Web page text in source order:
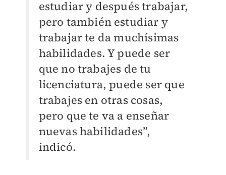
estudiar y después trabajar,
pero también estudiar y
trabajar te da muchísimas
habilidades. Y puede ser
que no trabajes de tu
licenciatura, puede ser que
trabajes en otras cosas,
pero que te va a enseñar
nuevas habilidades”,
indicó.